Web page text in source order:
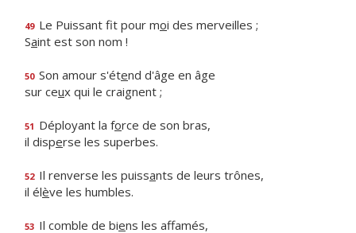
49 Le Puissant fit pour moi des merveilles ;
Saint est son nom !
50 Son amour s'étend d'âge en âge
sur ceux qui le craignent ;
51 Déployant la force de son bras,
il disperse les superbes.
52 Il renverse les puissants de leurs trônes,
il élève les humbles.
53 Il comble de biens les affamés,